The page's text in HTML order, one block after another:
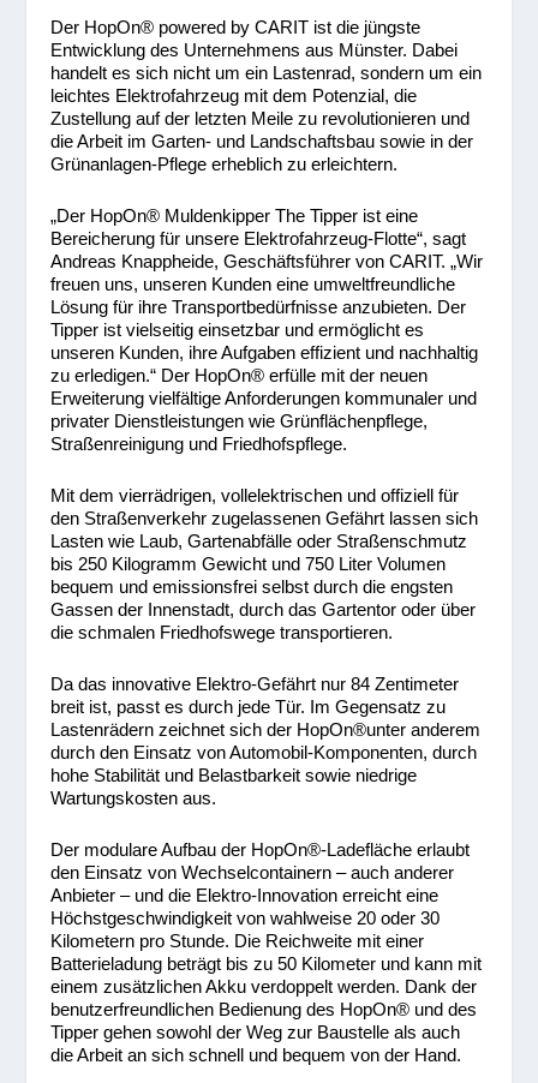
Der HopOn® powered by CARIT ist die jüngste
Entwicklung des Unternehmens aus Münster. Dabei
handelt es sich nicht um ein Lastenrad, sondern um ein
leichtes Elektrofahrzeug mit dem Potenzial, die
Zustellung auf der letzten Meile zu revolutionieren und
die Arbeit im Garten- und Landschaftsbau sowie in der
Grünanlagen-Pflege erheblich zu erleichtern.
„Der HopOn® Muldenkipper The Tipper ist eine
Bereicherung für unsere Elektrofahrzeug-Flotte“, sagt
Andreas Knappheide, Geschäftsführer von CARIT. „Wir
freuen uns, unseren Kunden eine umweltfreundliche
Lösung für ihre Transportbedürfnisse anzubieten. Der
Tipper ist vielseitig einsetzbar und ermöglicht es
unseren Kunden, ihre Aufgaben effizient und nachhaltig
zu erledigen.“ Der HopOn® erfülle mit der neuen
Erweiterung vielfältige Anforderungen kommunaler und
privater Dienstleistungen wie Grünflächenpflege,
Straßenreinigung und Friedhofspflege.
Mit dem vierrädrigen, vollelektrischen und offiziell für
den Straßenverkehr zugelassenen Gefährt lassen sich
Lasten wie Laub, Gartenabfälle oder Straßenschmutz
bis 250 Kilogramm Gewicht und 750 Liter Volumen
bequem und emissionsfrei selbst durch die engsten
Gassen der Innenstadt, durch das Gartentor oder über
die schmalen Friedhofswege transportieren.
Da das innovative Elektro-Gefährt nur 84 Zentimeter
breit ist, passt es durch jede Tür. Im Gegensatz zu
Lastenrädern zeichnet sich der HopOn®unter anderem
durch den Einsatz von Automobil-Komponenten, durch
hohe Stabilität und Belastbarkeit sowie niedrige
Wartungskosten aus.
Der modulare Aufbau der HopOn®-Ladefläche erlaubt
den Einsatz von Wechselcontainern – auch anderer
Anbieter – und die Elektro-Innovation erreicht eine
Höchstgeschwindigkeit von wahlweise 20 oder 30
Kilometern pro Stunde. Die Reichweite mit einer
Batterieladung beträgt bis zu 50 Kilometer und kann mit
einem zusätzlichen Akku verdoppelt werden. Dank der
benutzerfreundlichen Bedienung des HopOn® und des
Tipper gehen sowohl der Weg zur Baustelle als auch
die Arbeit an sich schnell und bequem von der Hand.